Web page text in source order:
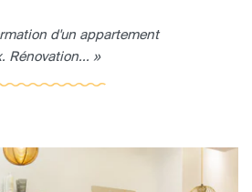
d'un appartement
Rénovation... »